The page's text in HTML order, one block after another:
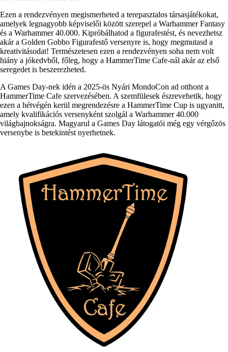
Ezen a rendezvényen megismerheted a terepasztalos társasjátékokat,
amelyek legnagyobb képviselői között szerepel a Warhammer Fantasy
és a Warhammer 40.000. Kipróbálhatod a figurafestést, és nevezhetsz
akár a Golden Gobbo Figurafestő versenyre is, hogy megmutasd a
kreativitásodat! Természetesen ezen a rendezvényen soha nem volt
hiány a jókedvből, főleg, hogy a HammerTime Cafe-nál akár az első
seregedet is beszerezheted.
A Games Day-nek idén a 2025-ös Nyári MondoCon ad otthont a
HammerTime Cafe szervezésében. A szemfülesek észrevehetik, hogy
ezen a hétvégén kerül megrendezésre a HammerTime Cup is ugyanitt,
amely kvalifikációs versenyként szolgál a Warhammer 40.000
világbajnokságra. Magyarul a Games Day látogatói még egy vérgőzös
versenybe is betekintést nyerhetnek.